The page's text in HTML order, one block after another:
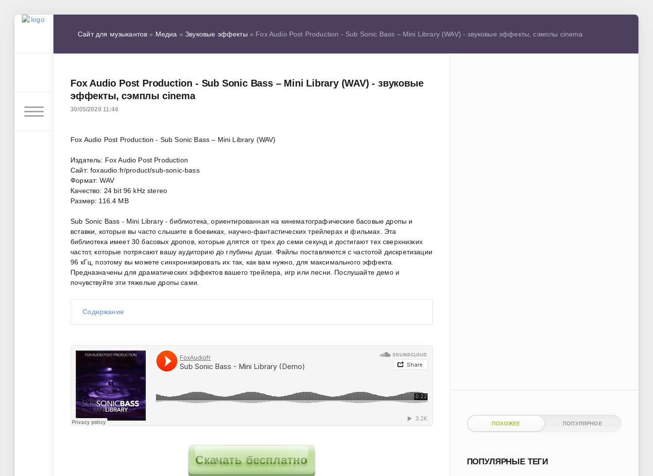
Сайт для музыкантов » Медиа »Звуковые эффекты » Fox Audio Post Production - Sub Sonic Bass – Mini Library (WAV) - звуковые эффекты, сэмплы cinema
Fox Audio Post Production - Sub Sonic Bass – Mini Library (WAV) - звуковые
эффекты, сэмплы cinema
30/05/2020 11:46
Fox Audio Post Production - Sub Sonic Bass – Mini Library (WAV)
Издатель: Fox Audio Post Production
Сайт: foxaudio.fr/product/sub-sonic-bass
Формат: WAV
Качество: 24 bit 96 kHz stereo
Размер: 116.4 MB
Sub Sonic Bass - Mini Library - библиотека, ориентированная на кинематографические басовые дропы и
вставки, которые вы часто слышите в боевиках, научно-фантастических трейлерах и фильмах. Эта
библиотека имеет 30 басовых дропов, которые длятся от трех до семи секунд и достигают тех сверхнизких
частот, которые потрясают вашу аудиторию до глубины души. Файлы поставляются с частотой дискретизации
96 кГц, поэтому вы можете синхронизировать их так, как вам нужно, для максимального эффекта.
Предназначены для драматических эффектов вашего трейлера, игр или песни. Послушайте демо и
почувствуйте эти тяжелые дропы сами.
Содержание
Скачать бесплатно
ПОХОЖЕЕ ПОПУЛЯРНОЕ
ПОПУЛЯРНЫЕ ТЕГИ